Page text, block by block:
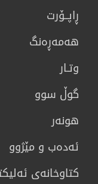
ڕاپــۆرت
هه‌مه‌ڕه‌نگ
وتـار
گوڵ سوو
هونه‌ر
ئەدەب و مێژوو
كتاوخانه‌ی